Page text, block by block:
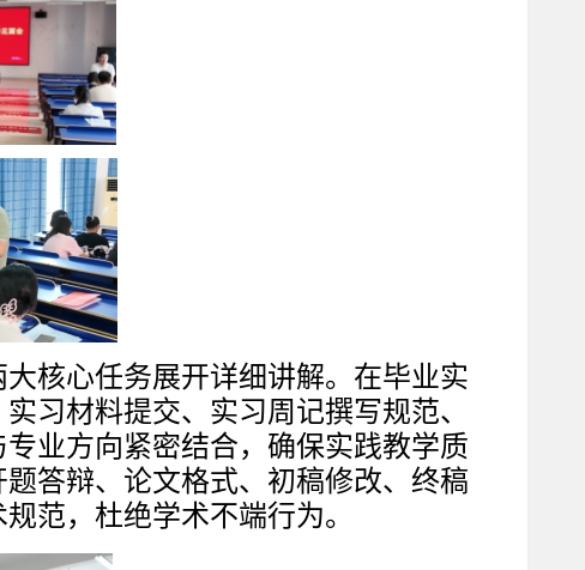
核心任务展开详细讲解。在毕业实
实习材料提交、 实习周记撰写规范、
业方向紧密结合，确保实践教学质
答辩、 论文格式、 初稿修改、终稿
范，杜绝学术不端行为。